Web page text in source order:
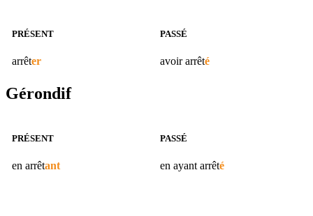
PRÉSENT
arrêter
PASSÉ
avoirarrêté
Gérondif
PRÉSENT
en arrêtant
PASSÉ
en ayant arrêté